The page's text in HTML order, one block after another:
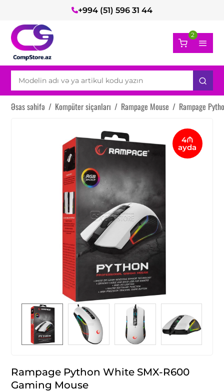
+994 (51) 596 31 44
2
Əsas səhifə / Kompüter siçanları / Rampage Mouse / Rampage
4₼
ayda
Rampage Python White SMX-R600
Gaming Mouse